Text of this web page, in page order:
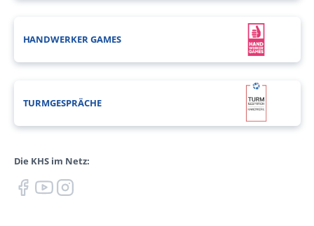
HANDWERKER GAMES
TURMGESPRÄCHE
Die KHS im Netz: